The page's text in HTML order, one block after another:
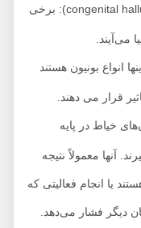
(congenital hallux valgus): برخی
بونیون هستند
در پایه
معمولاً نتیجه
انجام فعالیتی که
فشار می‌دهد.